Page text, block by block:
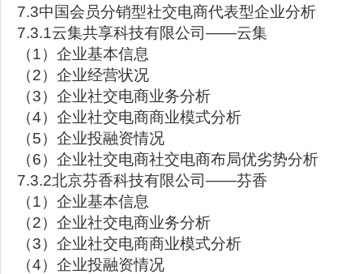
7.3中国会员分销型社交电商代表型企业分析
7.3.1云集共享科技有限公司——云集
（1）企业基本信息
（2）企业经营状况
（3）企业社交电商业务分析
（4）企业社交电商商业模式分析
（5）企业投融资情况
（6）企业社交电商社交电商布局优劣势分析
7.3.2北京芬香科技有限公司——芬香
（1）企业基本信息
（2）企业社交电商业务分析
（3）企业社交电商商业模式分析
（4）企业投融资情况